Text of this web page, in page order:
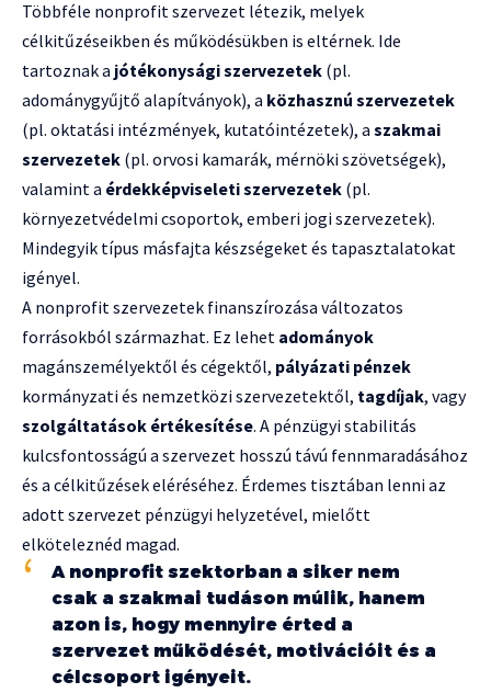
Többféle nonprofit szervezet létezik, melyek
célkitűzéseikben és működésükben is eltérnek. Ide
tartoznak a jótékonysági szervezetek (pl.
adománygyűjtő alapítványok), a közhasznú szervezetek
(pl. oktatási intézmények, kutatóintézetek), a szakmai
szervezetek (pl. orvosi kamarák, mérnöki szövetségek),
valamint a érdekképviseleti szervezetek (pl.
környezetvédelmi csoportok, emberi jogi szervezetek).
Mindegyik típus másfajta készségeket és tapasztalatokat
igényel.
A nonprofit szervezetek finanszírozása változatos
forrásokból származhat. Ez lehet adományok
magánszemélyektől és cégektől, pályázati pénzek
kormányzati és nemzetközi szervezetektől, tagdíjak, vagy
szolgáltatások értékesítése. A pénzügyi stabilitás
kulcsfontosságú a szervezet hosszú távú fennmaradásához
és a célkitűzések eléréséhez. Érdemes tisztában lenni az
adott szervezet pénzügyi helyzetével, mielőtt
elköteleznéd magad.
A nonprofit szektorban a siker nem
csak a szakmai tudáson múlik, hanem
azon is, hogy mennyire érted a
szervezet működését, motivációit és a
célcsoport igényeit.